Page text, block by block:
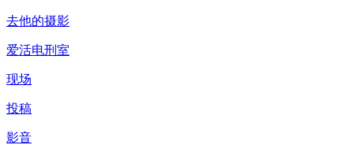
去他的摄影
爱活电刑室
现场
投稿
影音